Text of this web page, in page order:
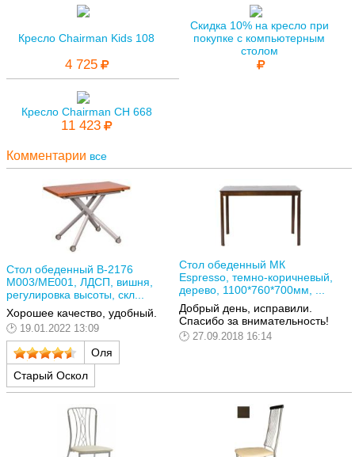
Кресло Chairman Kids 108
4 725
Скидка 10% на кресло при
покупке с компьютерным
столом
Кресло Chairman CH 668
11 423
Комментарии все
Стол обеденный В-2176
М003/МЕ001, ЛДСП, вишня,
регулировка высоты, скл...
Хорошее качество, удобный.
19.01.2022 13:09
Оля
Старый Оскол
Стол обеденный МК
Espresso, темно-коричневый,
дерево, 1100*760*700мм, ...
Добрый день, исправили.
Спасибо за внимательность!
27.09.2018 16:14